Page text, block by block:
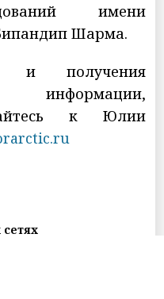
имени
Шарма.
и получения
информации,
к Юлии